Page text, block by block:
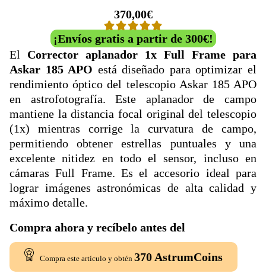
370,00€
¡Envíos gratis a partir de 300€!
El Corrector aplanador 1x Full Frame para
Askar 185 APO está diseñado para optimizar el
rendimiento óptico del telescopio Askar 185 APO
en astrofotografía. Este aplanador de campo
mantiene la distancia focal original del telescopio
(1x) mientras corrige la curvatura de campo,
permitiendo obtener estrellas puntuales y una
excelente nitidez en todo el sensor, incluso en
cámaras Full Frame. Es el accesorio ideal para
lograr imágenes astronómicas de alta calidad y
máximo detalle.
Compra ahora y recíbelo antes del
Compra este artículo y obtén 370 AstrumCoins